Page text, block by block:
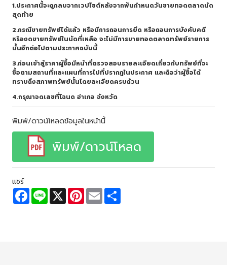
1.ประกาศนี้จะถูกลบจากเวปไซต์หลังจากพ้นกำหนดวันขายทอดตลาดนัด
สุดท้าย
2.กรณีขายทรัพย์ได้แล้ว หรือมีการถอนการยึด หรือถอนการบังคับคดี
หรืองดขายทรัพย์ในนัดที่เหลือ จะไม่มีการขายทอดตลาดทรัพย์รายการ
นั้นอีกต่อไปตามประกาศฉบับนี้
3.ก่อนเข้าสู้ราคาผู้ซื้อมีหน้าที่ตรวจสอบรายละเอียดเกี่ยวกับทรัพย์ที่จะ
ซื้อตามสถานที่และแผนที่การไปที่ปรากฎในประกาศ และถือว่าผู้ซื้อได้
ทราบถึงสภาพทรัพย์นั้นโดยละเอียดครบถ้วน
4.กรุณาจดเลขที่โฉนด อำเภอ จังหวัด
พิมพ์/ดาวน์โหลดข้อมูลในหน้านี้
พิมพ์/ดาวน์โหลด
แชร์
F
a
c
L
n
X P
n
E
m
a